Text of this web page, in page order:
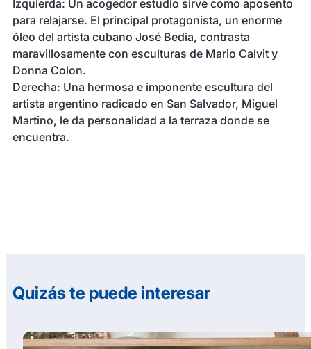
Izquierda: Un acogedor estudio sirve como aposento
para relajarse. El principal protagonista, un enorme
óleo del artista cubano José Bedia, contrasta
maravillosamente con esculturas de Mario Calvit y
Donna Colon.
Derecha: Una hermosa e imponente escultura del
artista argentino radicado en San Salvador, Miguel
Martino, le da personalidad a la terraza donde se
encuentra.
Quizás te puede interesar